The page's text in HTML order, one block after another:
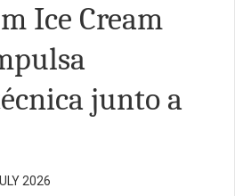
Ice Cream
junto a
2026